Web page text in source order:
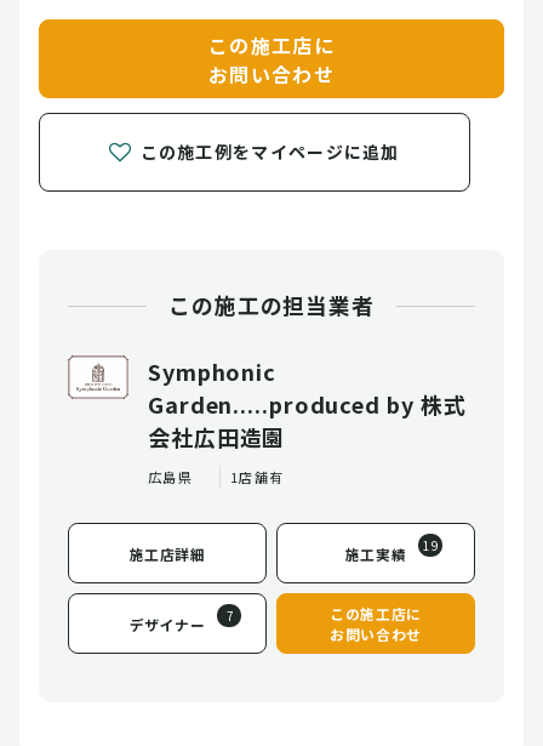
この施工店に
お問い合わせ
この施工例をマイページに追加
この施工の担当業者
Symphonic
Garden.....produced by 株式
会社広田造園
広島県 1店舗有
施工店詳細 施工実績 19
デザイナー 7
この施工店に
お問い合わせ